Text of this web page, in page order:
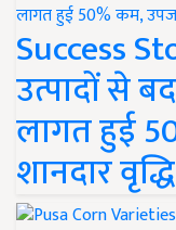
Success
उत्पादों से
लागत हुई
शानदार